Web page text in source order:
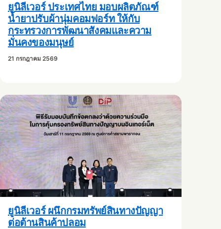
ยูนิลีเวอร์ ประเทศไทย มอบผลิตภัณฑ์
น้ำยาปรับผ้านุ่มคอมฟอร์ท ให้กับ
กระทรวงการพัฒนาสังคมและความ
มั่นคงของมนุษย์
21 กรกฎาคม 2569
ยูนิลีเวอร์ ผนึกกรมทรัพย์สินทางปัญญา
ต่อต้านสินค้าปลอม